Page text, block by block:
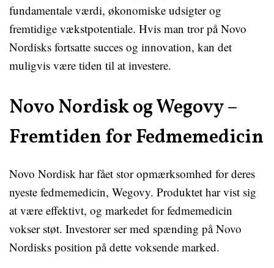
fundamentale værdi, økonomiske udsigter og
fremtidige vækstpotentiale. Hvis man tror på Novo
Nordisks fortsatte succes og innovation, kan det
muligvis være tiden til at investere.
Novo Nordisk og Wegovy –
Fremtiden for Fedmemedicin
Novo Nordisk har fået stor opmærksomhed for deres
nyeste fedmemedicin, Wegovy. Produktet har vist sig
at være effektivt, og markedet for fedmemedicin
vokser støt. Investorer ser med spænding på Novo
Nordisks position på dette voksende marked.